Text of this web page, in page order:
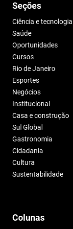
Seções
Ciência e tecnologia
Saúde
Oportunidades
Cursos
Rio de Janeiro
Esportes
Negócios
Institucional
Casa e construção
Sul Global
Gastronomia
Cidadania
Cultura
Sustentabilidade
Colunas